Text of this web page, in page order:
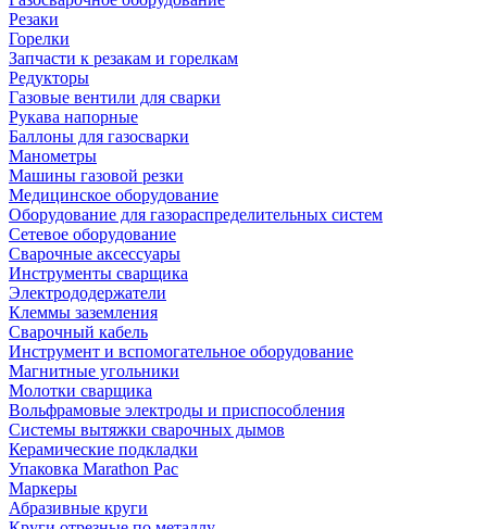
Резаки
Горелки
Запчасти к резакам и горелкам
Редукторы
Газовые вентили для сварки
Рукава напорные
Баллоны для газосварки
Манометры
Машины газовой резки
Медицинское оборудование
Оборудование для газораспределительных систем
Сетевое оборудование
Сварочные аксессуары
Инструменты сварщика
Электрододержатели
Клеммы заземления
Сварочный кабель
Инструмент и вспомогательное оборудование
Магнитные угольники
Молотки сварщика
Вольфрамовые электроды и приспособления
Системы вытяжки сварочных дымов
Керамические подкладки
Упаковка Marathon Pac
Маркеры
Абразивные круги